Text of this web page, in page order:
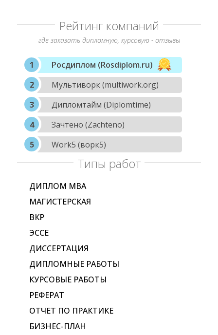
Рейтинг компаний
где заказать дипломную, курсовую - отзывы
Росдиплом (Rosdiplom.ru)
Мультиворк (multiwork.org)
Дипломтайм (Diplomtime)
Зачтено (Zachteno)
Work5 (ворк5)
Типы работ
ДИПЛОМ МВА
МАГИСТЕРСКАЯ
ВКР
ЭССЕ
ДИССЕРТАЦИЯ
ДИПЛОМНЫЕ РАБОТЫ
КУРСОВЫЕ РАБОТЫ
РЕФЕРАТ
ОТЧЕТ ПО ПРАКТИКЕ
БИЗНЕС-ПЛАН